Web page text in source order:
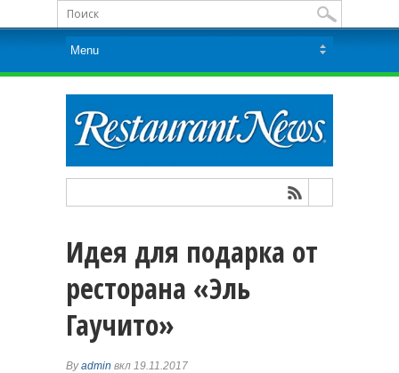
Идея для подарка от
ресторана «Эль
Гаучито»
Byadmin вкл 19.11.2017